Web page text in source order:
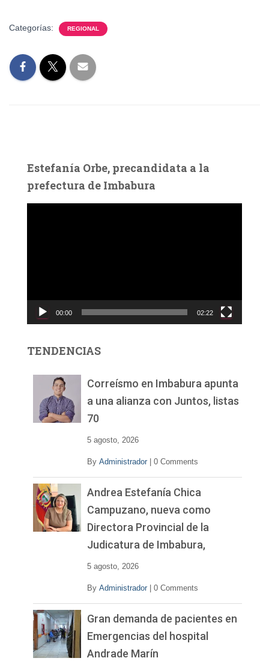
Categorías: REGIONAL
Estefanía Orbe, precandidata a la
prefectura de Imbabura
c
d
00:00 02:22
TENDENCIAS
Correísmo en Imbabura apunta
a una alianza con Juntos, listas
70
5 agosto, 2026
By Administrador 0 Comments
Andrea Estefanía Chica
Campuzano, nueva como
Directora Provincial de la
Judicatura de Imbabura,
5 agosto, 2026
By Administrador 0 Comments
Gran demanda de pacientes en
Emergencias del hospital
Andrade Marín